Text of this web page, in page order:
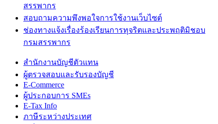
สรรพากร
สอบถามความพึงพอใจการใช้งานเว็บไซต์
ช่องทางแจ้งเรื่องร้องเรียนการทุจริตและประพฤติมิชอบ
กรมสรรพากร
สำนักงานบัญชีตัวแทน
ผู้ตรวจสอบและรับรองบัญชี
E-Commerce
ผู้ประกอบการ SMEs
E-Tax Info
ภาษีระหว่างประเทศ